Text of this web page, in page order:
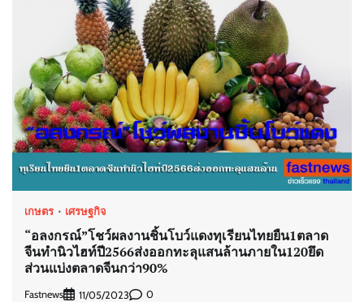
เกษตร เศรษฐกิจ
“อลงกรณ์”โชว์ผลงานชิ้นโบว์แดงทุเรียนไทยยืน1ตลาด
จีนทำนิวไฮท์ปี2566ส่งออกทะลุแสนล้านภายใน120ยึด
ส่วนแบ่งตลาดจีนกว่า90%
Fastnews 11/05/2023 0